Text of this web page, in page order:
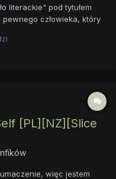
literackie" pod tytułem
człowieka, który
nawiązaniem do piosenki.
[PL][NZ][Slice
więc jestem